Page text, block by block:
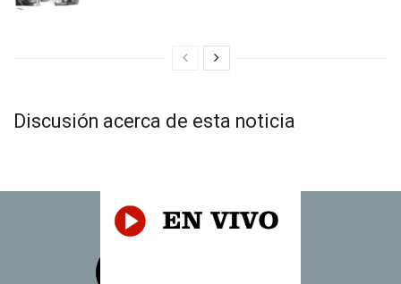
Discusión acerca de esta noticia